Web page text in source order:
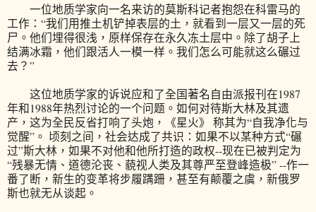
一位地质学家向一名来访的莫斯科记者抱怨在科雷马的
工作：“我们用推土机铲掉表层的土，就看到一层又一层的死
尸。他们埋得很浅，原样保存在永久冻土层中。除了胡子上
结满冰霜，他们跟活人一模一样。我们怎么可能就这么碾过
去？”
这位地质学家的诉说应和了全国著名自由派报刊在1987
年和1988年热烈讨论的一个问题。如何对待斯大林及其遗
产，这为全民反省打响了头炮，《星火》 称其为“自我净化与
觉醒”。 顷刻之间，社会达成了共识：如果不以某种方式“碾
过”斯大林，如果不对他和他所打造的政权--现在已被判定为
“残暴无情、道德沦丧、藐视人类及其尊严至登峰造极” --作一
番了断，新生的变革将步履蹒跚，甚至有颠覆之虞，新俄罗
斯也就无从谈起。